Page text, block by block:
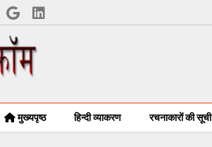
मुख्यपृष्ठ हिन्दी व्याकरण रचनाकारों की सूची